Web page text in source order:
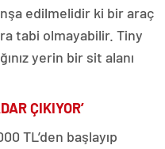
edilmelidir ki bir araç
tabi olmayabilir. Tiny
yerin bir sit alanı
ÇIKIYOR’
TL’den başlayıp